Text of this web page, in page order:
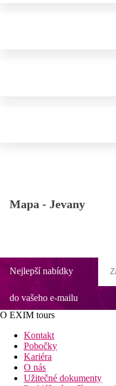
Mapa - Jevany
Nejlepší nabídky
do vašeho e-mailu
O EXIM tours
Kontakt
Pobočky
Kariéra
O nás
Užitečné dokumenty